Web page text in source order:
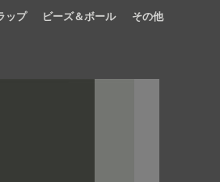
ップ ビーズ＆ボール その他